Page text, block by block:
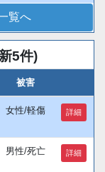
覧へ
5件)
被害
女性/軽傷 詳細
男性/死亡 詳細